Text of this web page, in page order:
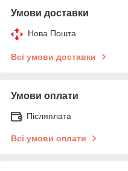
Умови доставки
Нова Пошта
Всі умови доставки
Умови оплати
Післяплата
Всі умови оплати